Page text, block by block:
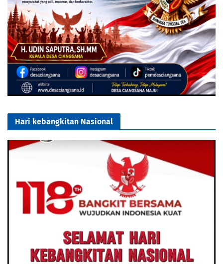
Hari kebangkitan Nasional